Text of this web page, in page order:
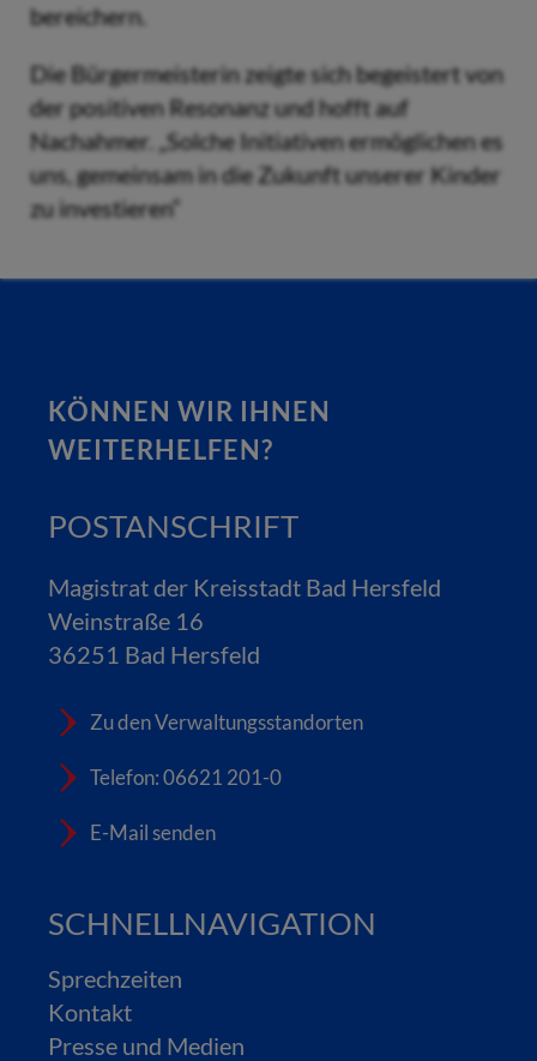
bereichern.
Die Bürgermeisterin zeigte sich begeistert von
der positiven Resonanz und hofft auf
Nachahmer. „Solche Initiativen ermöglichen es
uns, gemeinsam in die Zukunft unserer Kinder
zu investieren“
KÖNNEN WIR IHNEN
WEITERHELFEN?
POSTANSCHRIFT
Magistrat der Kreisstadt Bad Hersfeld
Weinstraße 16
36251 Bad Hersfeld
Zu den Verwaltungsstandorten
Telefon: 06621 201-0
E-Mail senden
SCHNELLNAVIGATION
Sprechzeiten
Kontakt
Presse und Medien